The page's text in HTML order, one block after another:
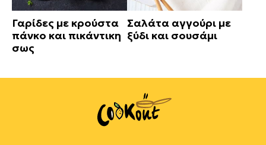
Γαρίδες με κρούστα
πάνκο και πικάντικη
σως
Σαλάτα αγγούρι με
ξύδι και σουσάμι